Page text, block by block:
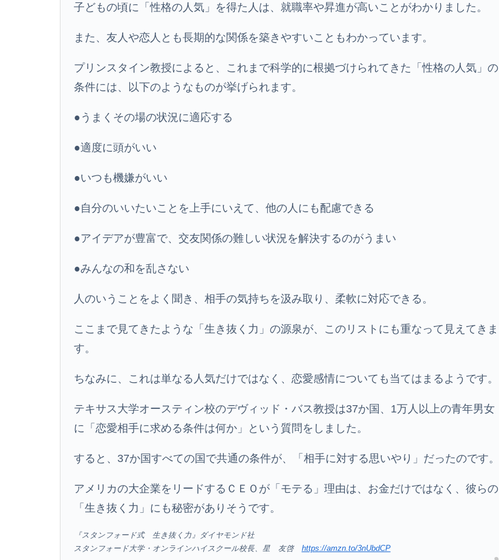
子どもの頃に「性格の人気」を得た人は、就職率や昇進が高いことがわかりました。
また、友人や恋人とも長期的な関係を築きやすいこともわかっています。
プリンスタイン教授によると、これまで科学的に根拠づけられてきた「性格の人気」の
条件には、以下のようなものが挙げられます。
●うまくその場の状況に適応する
●適度に頭がいい
●いつも機嫌がいい
●自分のいいたいことを上手にいえて、他の人にも配慮できる
●アイデアが豊富で、交友関係の難しい状況を解決するのがうまい
●みんなの和を乱さない
人のいうことをよく聞き、相手の気持ちを汲み取り、柔軟に対応できる。
ここまで見てきたような「生き抜く力」の源泉が、このリストにも重なって見えてきま
す。
ちなみに、これは単なる人気だけではなく、恋愛感情についても当てはまるようです。
テキサス大学オースティン校のデヴィッド・バス教授は37か国、1万人以上の青年男女
に「恋愛相手に求める条件は何か」という質問をしました。
すると、37か国すべての国で共通の条件が、「相手に対する思いやり」だったのです。
アメリカの大企業をリードするＣＥＯが「モテる」理由は、お金だけではなく、彼らの
「生き抜く力」にも秘密がありそうです。
『スタンフォード式 生き抜く力』ダイヤモンド社
スタンフォード大学・オンラインハイスクール校長、星 友啓 https://amzn.to/3nUbdCP